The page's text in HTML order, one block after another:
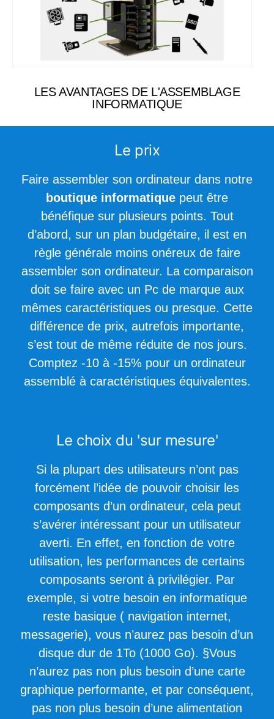
LES AVANTAGES DE L'ASSEMBLAGE
INFORMATIQUE
Le prix
Faire assembler son ordinateur dans notre
boutique informatique peut être
bénéfique sur plusieurs points. Tout
d’abord, sur un plan budgétaire, il est en
règle générale moins onéreux de faire
assembler son ordinateur. La comparaison
doit se faire avec un Pc de marque aux
mêmes caractéristiques ou presque. Cette
différence de prix, autrefois importante,
s’est tout de même réduite de nos jours.
Comptez -10 à -15% pour un ordinateur
assemblé à caractéristiques équivalentes.
Le choix du 'sur mesure'
Si la plupart des utilisateurs n’ont pas
forcément l’idée de pouvoir choisir les
composants d’un ordinateur, cela peut
s’avérer intéressant pour un utilisateur
averti. En effet, en fonction de votre
utilisation, les performances de certains
composants seront à privilégier. Par
exemple, si votre besoin en informatique
reste basique ( navigation internet,
messagerie), vous n’aurez pas besoin d’un
disque dur de 1To (1000 Go). §Vous
n’aurez pas non plus besoin d’une carte
graphique performante, et par conséquent,
pas non plus besoin d’une alimentation